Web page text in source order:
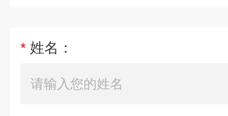
* 姓名：